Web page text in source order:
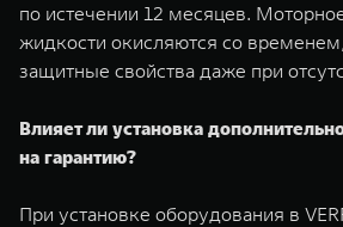
по истечении 12 месяцев.
жидкости окисляются со
защитные свойства даже при
Влияет ли установка
на гарантию?
При установке оборудования в